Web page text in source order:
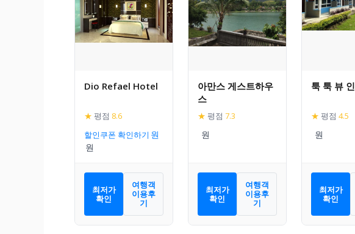
Dio Refael Hotel
★ 평점 8.6
할인쿠폰 확인하기
최저가
확인
여행객
이용후
기
아만스 게스트하우
스
★ 평점 7.3
최저가
확인
여행객
이용후
기
툭 툭 뷰 인
★ 평점 4.5
최저가
확인